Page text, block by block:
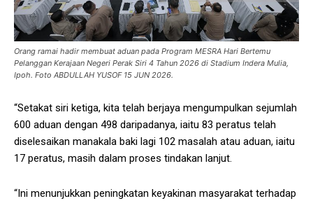
Orang ramai hadir membuat aduan pada Program MESRA Hari Bertemu
Pelanggan Kerajaan Negeri Perak Siri 4 Tahun 2026 di Stadium Indera Mulia,
Ipoh. Foto ABDULLAH YUSOF 15 JUN 2026.
“Setakat siri ketiga, kita telah berjaya mengumpulkan sejumlah
600 aduan dengan 498 daripadanya, iaitu 83 peratus telah
diselesaikan manakala baki lagi 102 masalah atau aduan, iaitu
17 peratus, masih dalam proses tindakan lanjut.
“Ini menunjukkan peningkatan keyakinan masyarakat terhadap